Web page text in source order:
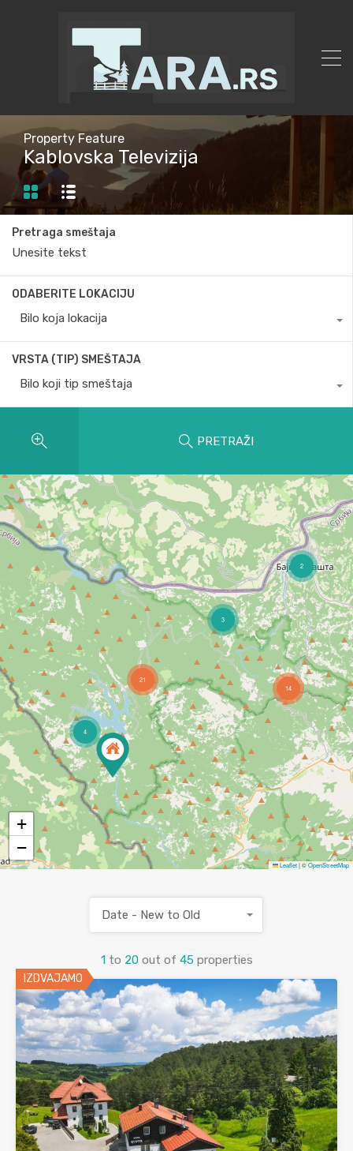
Property Feature
Kablovska Televizija
Pretraga smeštaja
ODABERITE LOKACIJU
Bilo koja lokacija
VRSTA (TIP) SMEŠTAJA
Bilo koji tip smeštaja
PRETRAŽI
4
21
2
3
14
+
−
Leaflet|©OpenStreetMap
1 to 20 out of 45 properties
Date - New to Old
IZDVAJAMO